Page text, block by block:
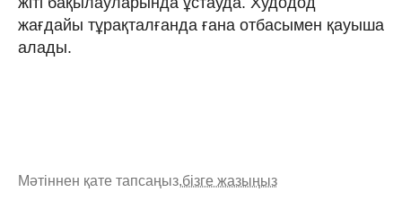
жағдайы тұрақталғанда ғана отбасымен қауыша
алады.
Мәтіннен қате тапсаңыз,бізге жазыңыз